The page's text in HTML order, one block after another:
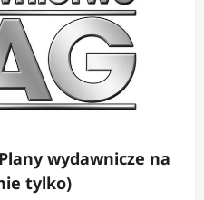
wydawnicze na
tylko)